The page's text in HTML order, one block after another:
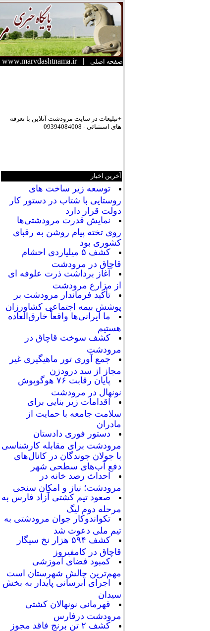
صفحه اصلی |
www.marvdashtnama.ir
+تبلیعات در سایت مرودشت آنلاین با تعرفه
های استثنائی - 09394084008
آخرین اخبار
توسعه زیر ساخت های
روستایی با شتاب در دستور کار
دولت قرار دارد
نمایش قدرت مرودشتی‌ها
روی تخته پیام روشن به رقبای
کشوری بود
کشف ۵ میلیاردی احشام
قاچاق در مرودشت
آغاز برداشت ذرت علوفه ای
از مزارع مرودشت
تأکید فرماندار مرودشت بر
پوشش بیمه اجتماعی کشاورزان
ما ایرانی‌ها واقعاً خارق‌العاده
هستیم
کشف سوخت قاچاق در
مرودشت
جمع آوری تور ماهیگیری غیر
مجاز از سد درودزن
پایان رقابت‌ ۷۶ هوگوپوش
نونهال در مرودشت
اقدامات زیر بنایی برای
سلامت جامعه با حمایت از
مادران
دستور فوری دادستان
مرودشت برای مقابله کارشناسی
با جولان جوندگان در کانال‌های
دفع آب‌های سطحی شهر
احداث رصد خانه در
مرودشت؛ نیاز و امکان سنجی
صعود تیم کشتی آزاد فارس به
مرحله دوم لیگ
تکواندوکار جوان مرودشتی به
تیم ملی دعوت شد
کشف ۵۹۴ هزار نخ سیگار
قاچاق در کامفیروز
کمبود فضای آموزشی
مهم‌ترین چالش شهرستان است
اجرای آبرسانی پایدار به بخش
سیدان
قهرمانی نونهالان کشتی
مرودشت درفارس
کشف ۲ تن برنج فاقد مجوز